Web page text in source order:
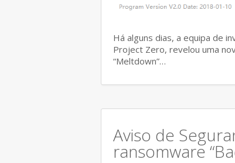
Há alguns dias, a equipa de
Project Zero, revelou uma
“Meltdown”…
Aviso de
ransomware